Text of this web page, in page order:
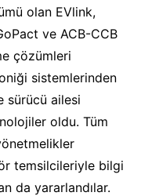
olan EVlink,
ve ACB-CCB
çözümleri
sistemlerinden
sürücü ailesi
oldu. Tüm
temsilcileriyle bilgi
da yararlandılar.